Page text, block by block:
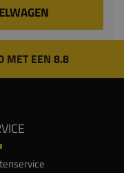
MET EEN 8.8